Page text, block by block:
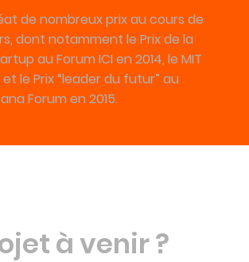
de nombreux prix au cours de
dont notamment le Prix de la
au Forum ICI en 2014, le MIT
et le Prix “leader du futur” au
Forum en 2015.
à venir ?